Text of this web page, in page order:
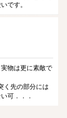
です。
物は更に素敵で
く先の部分には
可．．．